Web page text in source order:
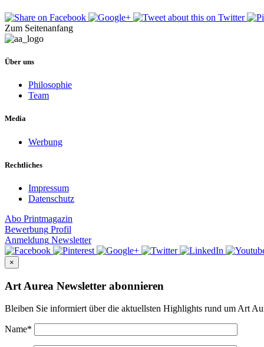
Zum Seitenanfang
Über uns
Philosophie
Team
Media
Werbung
Rechtliches
Impressum
Datenschutz
Abo Printmagazin
Bewerbung Profil
Anmeldung Newsletter
×
Art Aurea Newsletter abonnieren
Bleiben Sie informiert über die aktuellsten Highlights rund um Art
Name*